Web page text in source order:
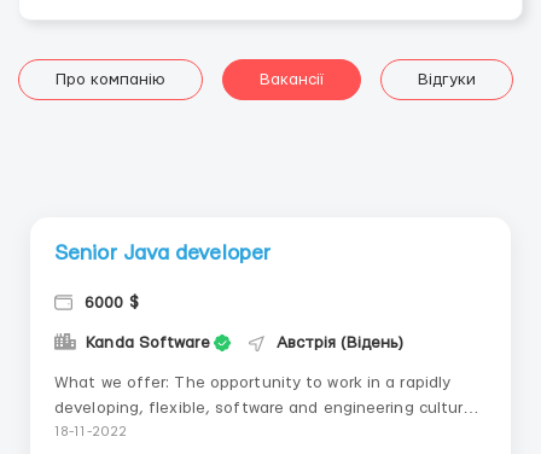
Про компанію Вакансії Відгуки
Senior Java developer
6000 $
Kanda Software Австрія (Відень)
What we offer: The opportunity to work in a rapidly
developing, flexible, software and engineering culture
from anywhere in the world. English speaking
18-11-2022